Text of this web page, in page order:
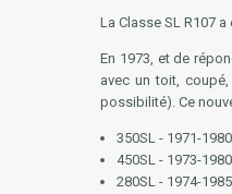
La Classe SL R107 a
En 1973, et de
avec un toit,
possibilité). Ce
350SL - 1971-1980
450SL - 1973-1980
280SL - 1974-1985